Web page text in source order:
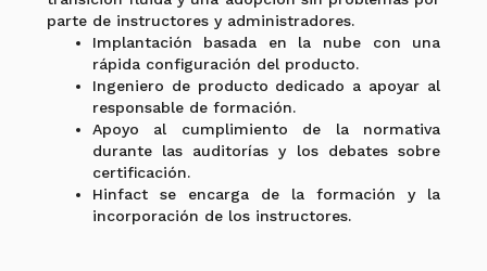
parte de instructores y administradores.
Implantación basada en la nube con una
rápida configuración del producto.
Ingeniero de producto dedicado a apoyar al
responsable de formación.
Apoyo al cumplimiento de la normativa
durante las auditorías y los debates sobre
certificación.
Hinfact se encarga de la formación y la
incorporación de los instructores.